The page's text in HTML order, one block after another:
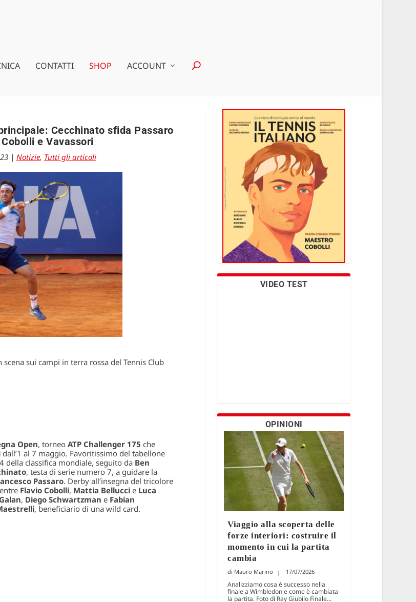
CONTATTI SHOP ACCOUNT
Cecchinato sfida Passaro
e Vavassori
| Notizie, Tutti gli articoli
sui campi in terra rossa del Tennis Club
Open, torneo ATP Challenger 175 che
dall’1 al 7 maggio. Favoritissimo del tabellone
della classifica mondiale, seguito da Ben
, testa di serie numero 7, a guidare la
Passaro. Derby all’insegna del tricolore
Flavio Cobolli, Mattia Belluccie Luca
, Diego Schwartzman e Fabian
, beneficiario di una wild card.
VIDEO TEST
OPINIONI
Viaggio alla scoperta delle
forze interiori: costruire il
momento in cui la partita
cambia
Mauro Marino 17/07/2026
Analizziamo cosa è successo nella
finale a Wimbledon e come è cambiata
la partita. Foto di Ray Giubilo Finale...